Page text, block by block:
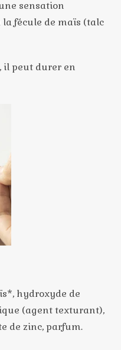
sensation
fécule de maïs (talc
il peut durer en
hydroxyde de
(agent texturant),
de zinc, parfum.